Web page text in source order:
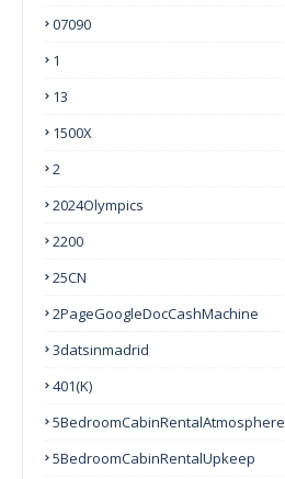
07090
1
13
1500X
2
2024Olympics
2200
25CN
2PageGoogleDocCashMachine
3datsinmadrid
401(k)
5BedroomCabinRentalAtmosphere
5BedroomCabinRentalUpkeep